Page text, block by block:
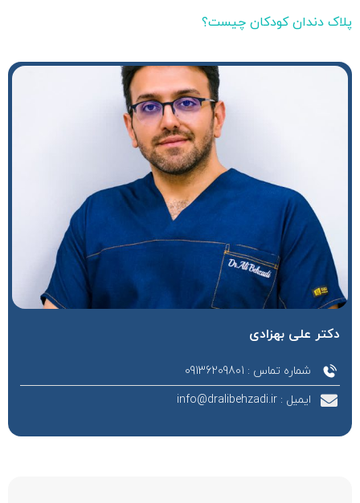
پلاک دندان کودکان چیست؟
دکتر علی بهزادی
شماره تماس : 09136209801
ایمیل : info@dralibehzadi.ir